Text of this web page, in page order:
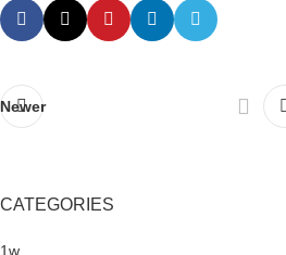
Newer
CATEGORIES
1w